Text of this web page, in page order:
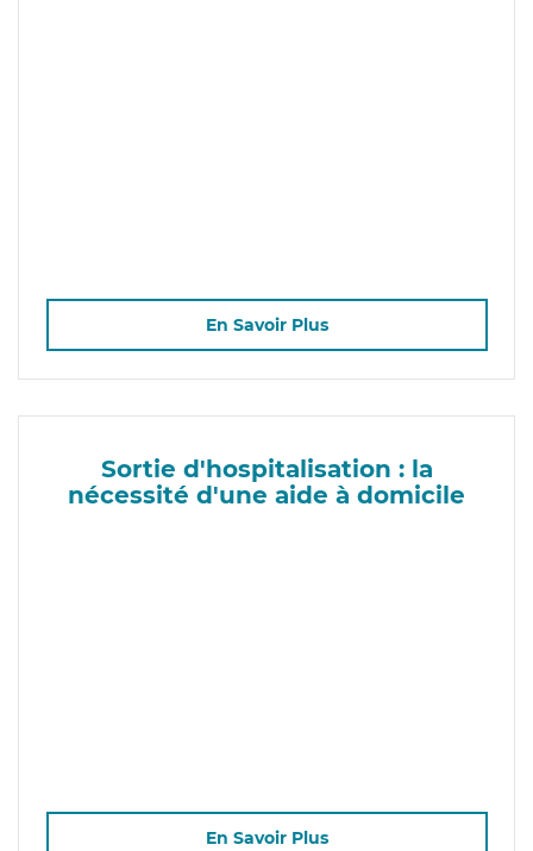
En Savoir Plus
Sortie d'hospitalisation : la
nécessité d'une aide à domicile
En Savoir Plus